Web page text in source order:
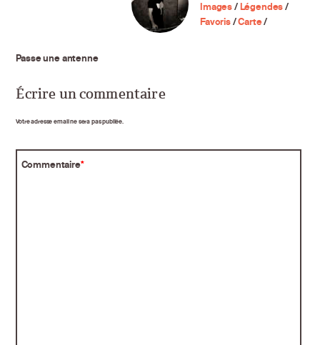
Images/Légendes/
Favoris/Carte/
Passe une antenne
Écrire un commentaire
Votre adresse email ne sera pas publiée.
Commentaire*